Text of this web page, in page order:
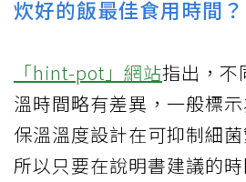
炊好的飯最佳食用時間？
「hint-pot」網站指出，不
溫時間略有差異，一般標
保溫溫度設計在可抑制細
所以只要在說明書建議的